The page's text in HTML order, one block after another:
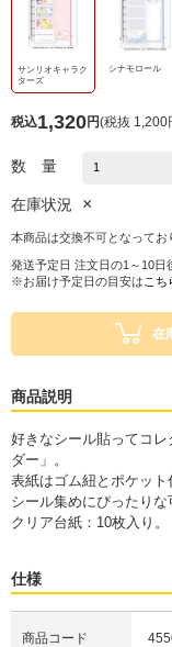
サンリオキャラク
ターズ
シナモロール
税込1,320円(税抜 1,200
数 量
在庫状況 ×
本商品は交換不可となってお
発送予定日 注文日の1～10日
※お届け予定日の目安は こち
在
商品説明
好きなシール貼ってコ
ダー」。
表紙はゴム紐とポケット
シール集めにぴったりな
クリア台紙：10枚入り。
仕様
商品コード